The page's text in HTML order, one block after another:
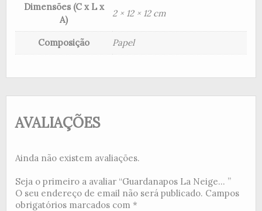
Dimensões (C x L x
A)
2 × 12 × 12 cm
Composição Papel
AVALIAÇÕES
Ainda não existem avaliações.
Seja o primeiro a avaliar “Guardanapos La Neige... ”
O seu endereço de email não será publicado. Campos
obrigatórios marcados com *